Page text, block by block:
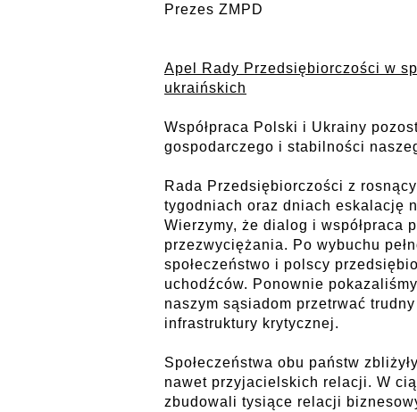
Prezes ZMPD
Apel Rady Przedsiębiorczości w
ukraińskich
Współpraca Polski i Ukrainy
gospodarczego i stabilności
Rada Przedsiębiorczości z
tygodniach oraz dniach eskalację
Wierzymy, że dialog i współpraca
przezwyciężania. Po wybuchu
społeczeństwo i polscy
uchodźców. Ponownie
naszym sąsiadom przetrwać
infrastruktury krytycznej.
Społeczeństwa obu państw
nawet przyjacielskich relacji. W
zbudowali tysiące relacji